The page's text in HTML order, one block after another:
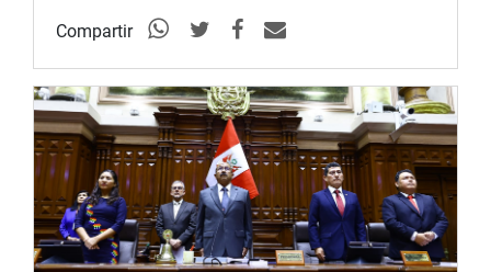
Compartir